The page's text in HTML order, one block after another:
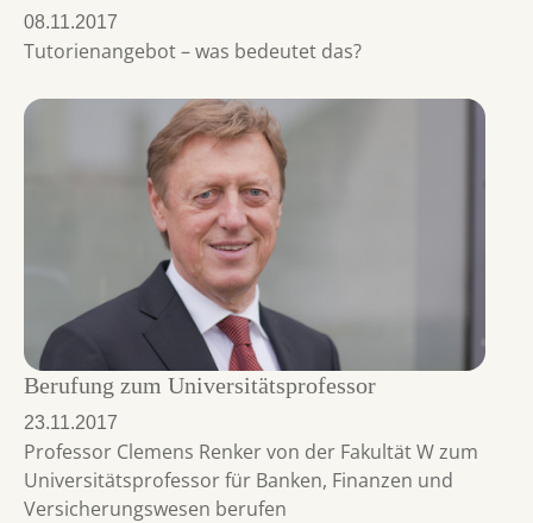
08.11.2017
Tutorienangebot – was bedeutet das?
Berufung zum Universitätsprofessor
23.11.2017
Professor Clemens Renker von der Fakultät W zum
Universitätsprofessor für Banken, Finanzen und
Versicherungswesen berufen